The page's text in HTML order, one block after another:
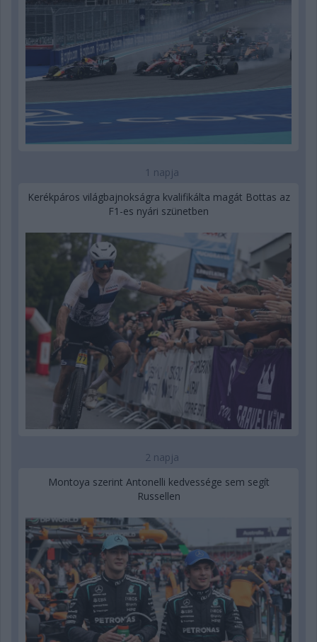
1 napja
Kerékpáros világbajnokságra kvalifikálta magát Bottas az
F1-es nyári szünetben
2 napja
Montoya szerint Antonelli kedvessége sem segít
Russellen